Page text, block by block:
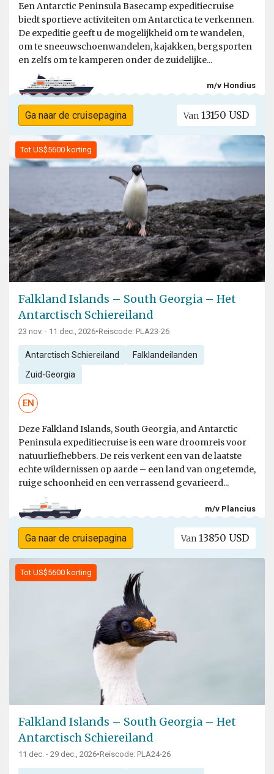
Een Antarctic Peninsula Basecamp expeditiecruise
biedt sportieve activiteiten om Antarctica te verkennen.
De expeditie geeft u de mogelijkheid om te wandelen,
om te sneeuwschoenwandelen, kajakken, bergsporten
en zelfs om te kamperen onder de zuidelijke...
m/v Hondius
Ga naar de cruisepagina Van 13150 USD
Tot US$5600 korting
Falkland Islands – South Georgia – Het
Antarctisch Schiereiland
23 nov. - 11 dec., 2026•Reiscode: PLA23-26
Antarctisch Schiereiland Falklandeilanden
Zuid-Georgia
EN
Deze Falkland Islands, South Georgia, and Antarctic
Peninsula expeditiecruise is een ware droomreis voor
natuurliefhebbers. De reis verkent een van de laatste
echte wildernissen op aarde – een land van ongetemde,
ruige schoonheid en een verrassend gevarieerd...
m/v Plancius
Ga naar de cruisepagina Van 13850 USD
Tot US$5600 korting
Falkland Islands – South Georgia – Het
Antarctisch Schiereiland
11 dec. - 29 dec., 2026•Reiscode: PLA24-26